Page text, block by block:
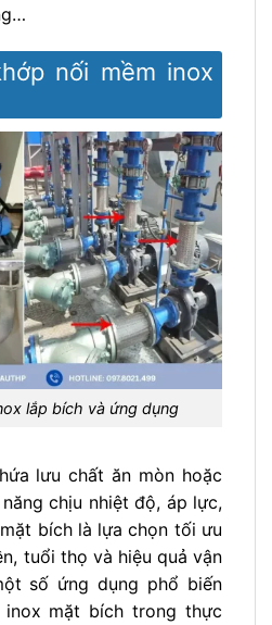
nối mềm inox
lắp bích và ứng dụng
lưu chất ăn mòn hoặc
chịu nhiệt độ, áp lực,
bích là lựa chọn tối ưu
tuổi thọ và hiệu quả vận
số ứng dụng phổ biến
mặt bích trong thực